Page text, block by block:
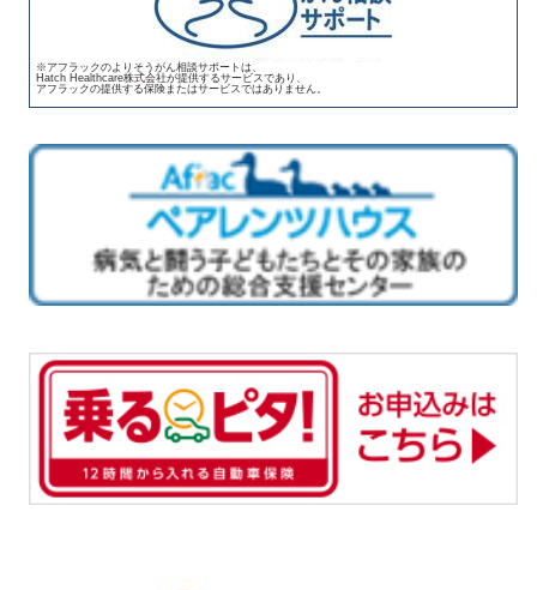
※アフラックのよりそうがん相談サポートは、
Hatch Healthcare株式会社が提供するサービスであり、
アフラックの提供する保険またはサービスではありません。